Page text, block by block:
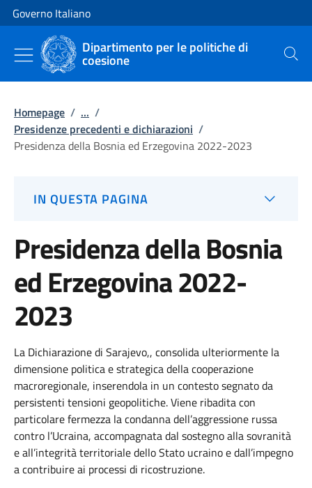
Vai al contenuto
Vai alla navigazione del sito
Governo Italiano
Dipartimento per le politiche di
coesione Cerca
Homepage / ... /
Presidenze precedenti e dichiarazioni /
Presidenza della Bosnia ed Erzegovina 2022-2023
IN QUESTA PAGINA
Presidenza della Bosnia
ed Erzegovina 2022-
2023
La Dichiarazione di Sarajevo,, consolida ulteriormente la
dimensione politica e strategica della cooperazione
macroregionale, inserendola in un contesto segnato da
persistenti tensioni geopolitiche. Viene ribadita con
particolare fermezza la condanna dell’aggressione russa
contro l’Ucraina, accompagnata dal sostegno alla sovranità
e all’integrità territoriale dello Stato ucraino e dall’impegno
a contribuire ai processi di ricostruzione.